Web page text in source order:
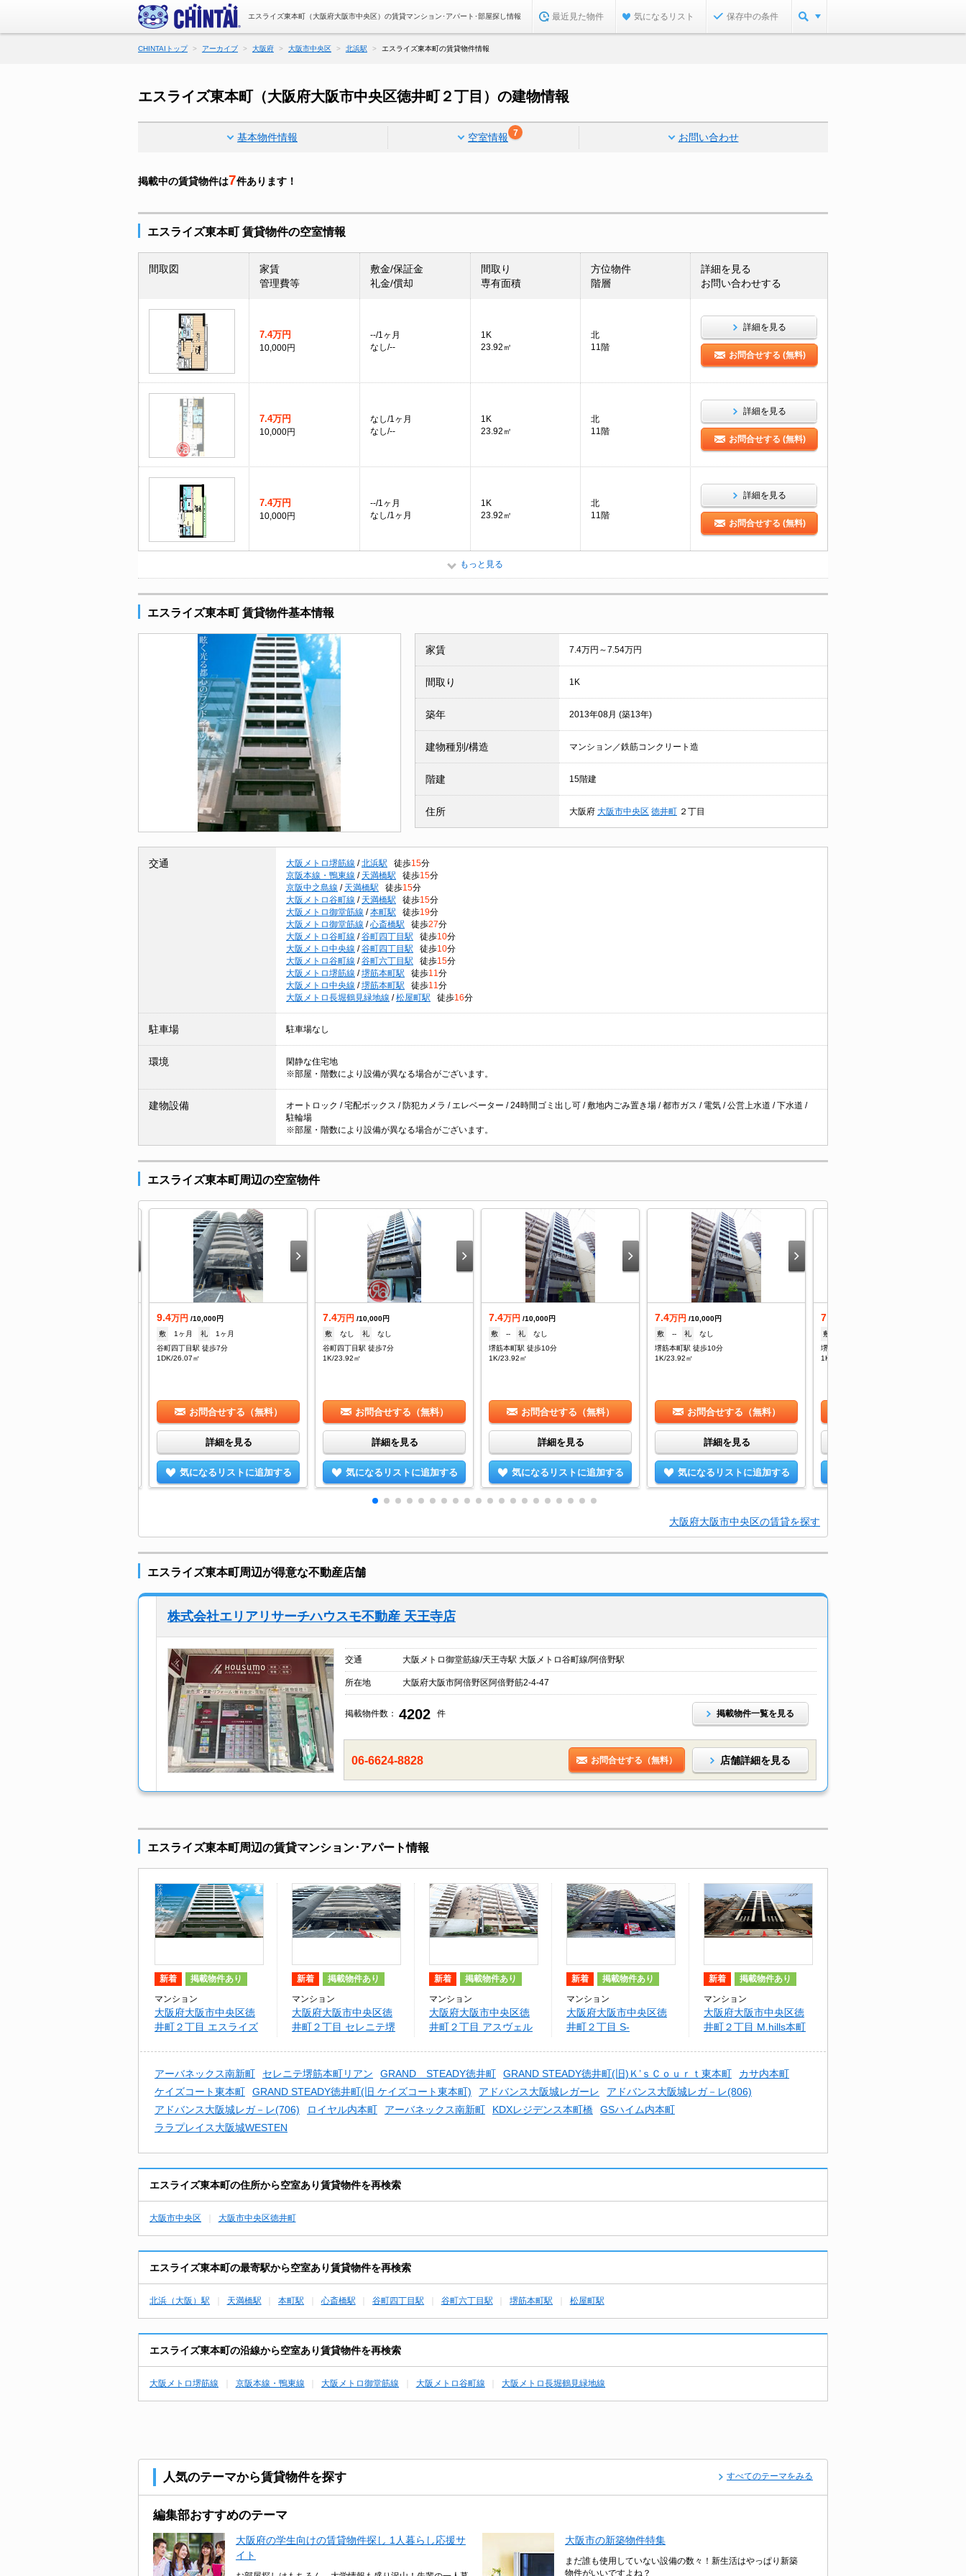
エスライズ東本町（大阪府大阪市中央区）の賃貸マンション･アパート･部屋探し情報 最近見た物件 気になるリスト 保存中の条件
CHINTAIトップ アーカイブ 大阪府 大阪市中央区 北浜駅 エスライズ東本町の賃貸物件情報
エスライズ東本町（大阪府大阪市中央区徳井町２丁目）の建物情報
基本物件情報 空室情報 7 お問い合わせ
掲載中の賃貸物件は7件あります！
エスライズ東本町 賃貸物件の空室情報
間取図
家賃
管理費等
敷金/保証金
礼金/償却
間取り
専有面積
方位物件
階層
詳細を見る
お問い合わせする
7.4万円
10,000円
--/1ヶ月
なし/--
1K
23.92㎡
北
11階
詳細を見る
お問合せする (無料)
7.4万円
10,000円
なし/1ヶ月
なし/--
1K
23.92㎡
北
11階
詳細を見る
お問合せする (無料)
7.4万円
10,000円
--/1ヶ月
なし/1ヶ月
1K
23.92㎡
北
11階
詳細を見る
お問合せする (無料)
もっと見る
エスライズ東本町 賃貸物件基本情報
家賃 7.4万円～7.54万円
間取り 1K
築年 2013年08月 (築13年)
建物種別/構造 マンション／鉄筋コンクリート造
階建 15階建
住所 大阪府 大阪市中央区 徳井町 ２丁目
交通 大阪メトロ堺筋線 / 北浜駅 徒歩15分
京阪本線・鴨東線 / 天満橋駅 徒歩15分
京阪中之島線 / 天満橋駅 徒歩15分
大阪メトロ谷町線 / 天満橋駅 徒歩15分
大阪メトロ御堂筋線 / 本町駅 徒歩19分
大阪メトロ御堂筋線 / 心斎橋駅 徒歩27分
大阪メトロ谷町線 / 谷町四丁目駅 徒歩10分
大阪メトロ中央線 / 谷町四丁目駅 徒歩10分
大阪メトロ谷町線 / 谷町六丁目駅 徒歩15分
大阪メトロ堺筋線 / 堺筋本町駅 徒歩11 分
大阪メトロ中央線 / 堺筋本町駅 徒歩11 分
大阪メトロ長堀鶴見緑地線 / 松屋町駅 徒歩16分
駐車場 駐車場なし
環境
閑静な住宅地
※部屋・階数により設備が異なる場合がございます。
建物設備
オートロック / 宅配ボックス / 防犯カメラ / エレベーター / 24時間ゴミ出し可 / 敷地内ごみ置き場 / 都市ガス / 電気 / 公営上水道 / 下水道 /
駐輪場
※部屋・階数により設備が異なる場合がございます。
エスライズ東本町周辺の空室物件
9.4万円 /10,000円
敷
1ヶ月 礼
1ヶ月
谷町四丁目駅 徒歩7分
1DK/26.07㎡
お問合せする（無料）
詳細を見る
気になるリストに追加する
7.4万円 /10,000円
敷
なし 礼
なし
谷町四丁目駅 徒歩7分
1K/23.92㎡
お問合せする（無料）
詳細を見る
気になるリストに追加する
7.4万円 /10,000円
敷
-- 礼
なし
堺筋本町駅 徒歩10分
1K/23.92㎡
お問合せする（無料）
詳細を見る
気になるリストに追加する
7.4万円 /10,000円
敷
-- 礼
なし
堺筋本町駅 徒歩10分
1K/23.92㎡
お問合せする（無料）
詳細を見る
気になるリストに追加する
7.4
敷
堺筋本町駅 徒歩10分
1K/23.92㎡
大阪府大阪市中央区の賃貸を探す
エスライズ東本町周辺が得意な不動産店舗
株式会社エリアリサーチハウスモ不動産 天王寺店
交通 大阪メトロ御堂筋線/天王寺駅 大阪メトロ谷町線/阿倍野駅
所在地 大阪府大阪市阿倍野区阿倍野筋2-4-47
掲載物件数： 4202 件 掲載物件一覧を見る
06-6624-8828 お問合せする（無料） 店舗詳細を見る
エスライズ東本町周辺の賃貸マンション･アパート情報
新着 掲載物件あり
マンション
大阪府大阪市中央区徳
井町２丁目 エスライズ
新着 掲載物件あり
マンション
大阪府大阪市中央区徳
井町２丁目 セレニテ堺
新着 掲載物件あり
マンション
大阪府大阪市中央区徳
井町２丁目 アスヴェル
新着 掲載物件あり
マンション
大阪府大阪市中央区徳
井町２丁目 S-
Hommachi Marks
新着 掲載物件あり
マンション
大阪府大阪市中央区徳
井町２丁目 M.hills本町
アーバネックス南新町 セレニテ堺筋本町リアン GRAND STEADY徳井町 GRAND STEADY徳井町(旧)Ｋ’ｓＣｏｕｒｔ東本町
カサ内本町
ケイズコート東本町
GRAND STEADY徳井町(旧 ケイズコート東本町) アドバンス大阪城レガーレ
アドバンス大阪城レガ－レ(806)
アドバンス大阪城レガ－レ(706)
ロイヤル内本町 アーバネックス南新町 KDXレジデンス本町橋
GSハイム内本町
ララプレイス大阪城WESTEN
エスライズ東本町の住所から空室あり賃貸物件を再検索
大阪市中央区 大阪市中央区徳井町
エスライズ東本町の最寄駅から空室あり賃貸物件を再検索
北浜（大阪）駅 天満橋駅 本町駅 心斎橋駅 谷町四丁目駅 谷町六丁目駅 堺筋本町駅 松屋町駅
エスライズ東本町の沿線から空室あり賃貸物件を再検索
大阪メトロ堺筋線 京阪本線・鴨東線 大阪メトロ御堂筋線 大阪メトロ谷町線 大阪メトロ長堀鶴見緑地線
人気のテーマから賃貸物件を探す すべてのテーマをみる
編集部おすすめのテーマ
大阪府の学生向けの賃貸物件探し 1人暮らし応援サ
イト
大阪市の新築物件特集
まだ誰も使用していない設備の数々！新生活はやっぱり新築
物件がいいですよね？